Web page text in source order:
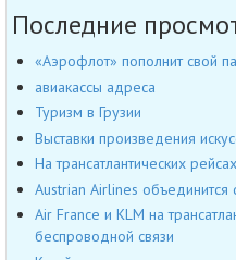
Последние
«Аэрофлот» пополнит свой
авиакассы адреса
Туризм в Грузии
Выставки произведения
На трансатлантических
Austrian Airlines объединится
Air France и KLM на
беспроводной связи